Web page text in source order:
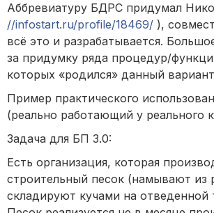
Аббревиатуру БДРС придумал
//infostart.ru/profile/18469/ ),
всё это и разрабатывается.
за придумку ряда процедур/
которых «родился» данный
Пример практического
(реально работающий у реального
Задача для БП 3.0:
Есть организация, которая
строительный песок (намывают из
складируют кучами на отведенной